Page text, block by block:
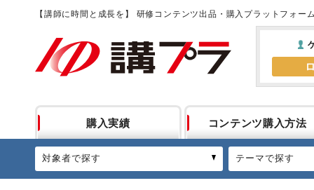
【講師に時間と成長を】 研修コンテンツ出品・購入プラットフォー
購入実績 コンテンツ購入方法
対象者で探す テーマで探す